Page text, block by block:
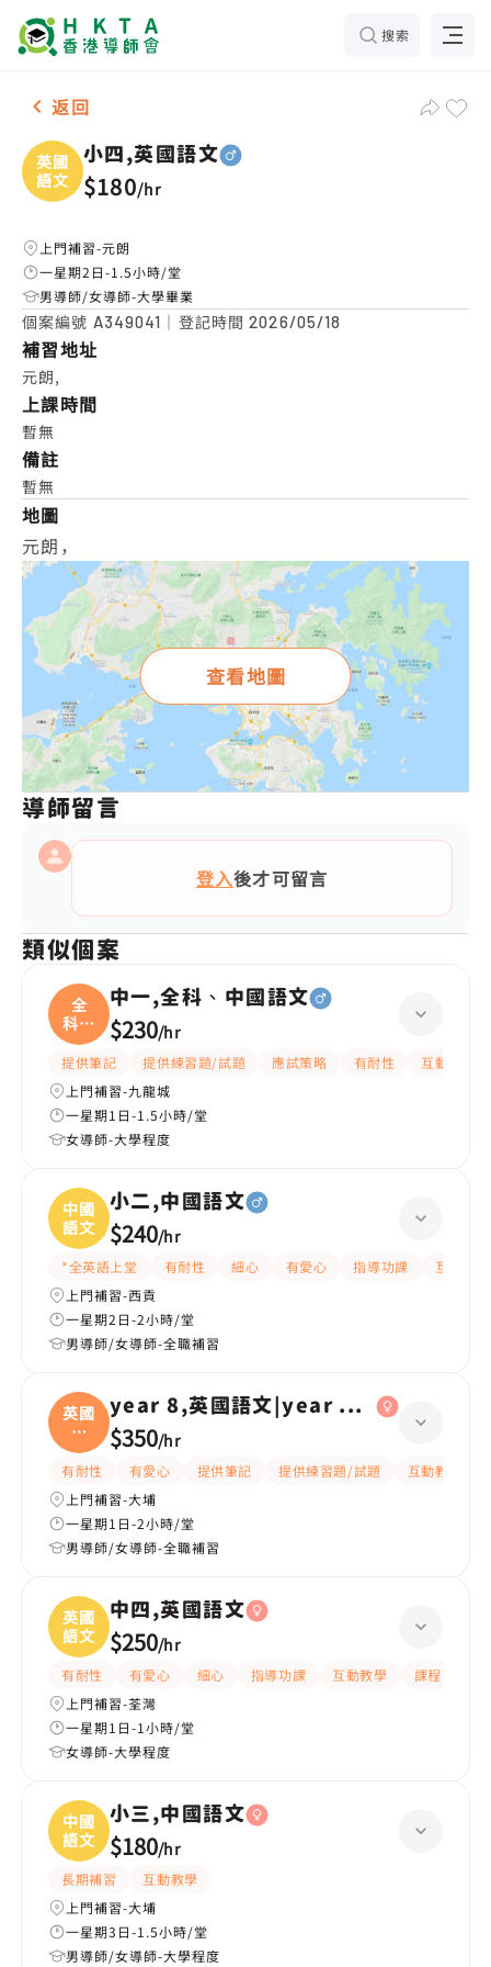
搜索
男-1名 小四,英國語文，元朗 補習推介
返回
英國
語文
小四,英國語文
$180/hr
上門補習-元朗
一星期2日-1.5小時/堂
男導師/女導師-大學畢業
個案編號 A349041 ｜登記時間2026/05/18
補習地址
元朗,
上課時間
暫無
備註
暫無
地圖
元朗，
查看地圖
導師留言
登入後才可留言
類似個案
全
科、
中國
中一,全科、中國語文
$230/hr
提供筆記 提供練習題/試題 應試策略 有耐性
互動教學
上門補習-九龍城
一星期1日-1.5小時/堂
女導師-大學程度
中國
語文
小二,中國語文
$240/hr
*全英語上堂 有耐性 細心 有愛心 指導功課
互動教學
上門補習-西貢
一星期2日-2小時/堂
男導師/女導師-全職補習
英國
語
文|
year 8,英國語文|year 6,英國語文
$350/hr
有耐性 有愛心 提供筆記 提供練習題/試題 互動教學
上門補習-大埔
一星期1日-2小時/堂
男導師/女導師-全職補習
英國
語文
中四,英國語文
$250/hr
有耐性 有愛心 細心 指導功課 互動教學
課程設計
上門補習-荃灣
一星期1日-1小時/堂
女導師-大學程度
中國
語文
小三,中國語文
$180/hr
長期補習
互動教學
上門補習-大埔
一星期3日-1.5小時/堂
男導師/女導師-大學程度